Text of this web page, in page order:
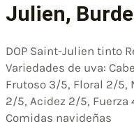
Julien,
DOP Saint-Julien tinto
Variedades de uva:
Frutoso 3/5, Floral 2/5,
2/5, Acidez 2/5, Fuerza
Comidas navideñas